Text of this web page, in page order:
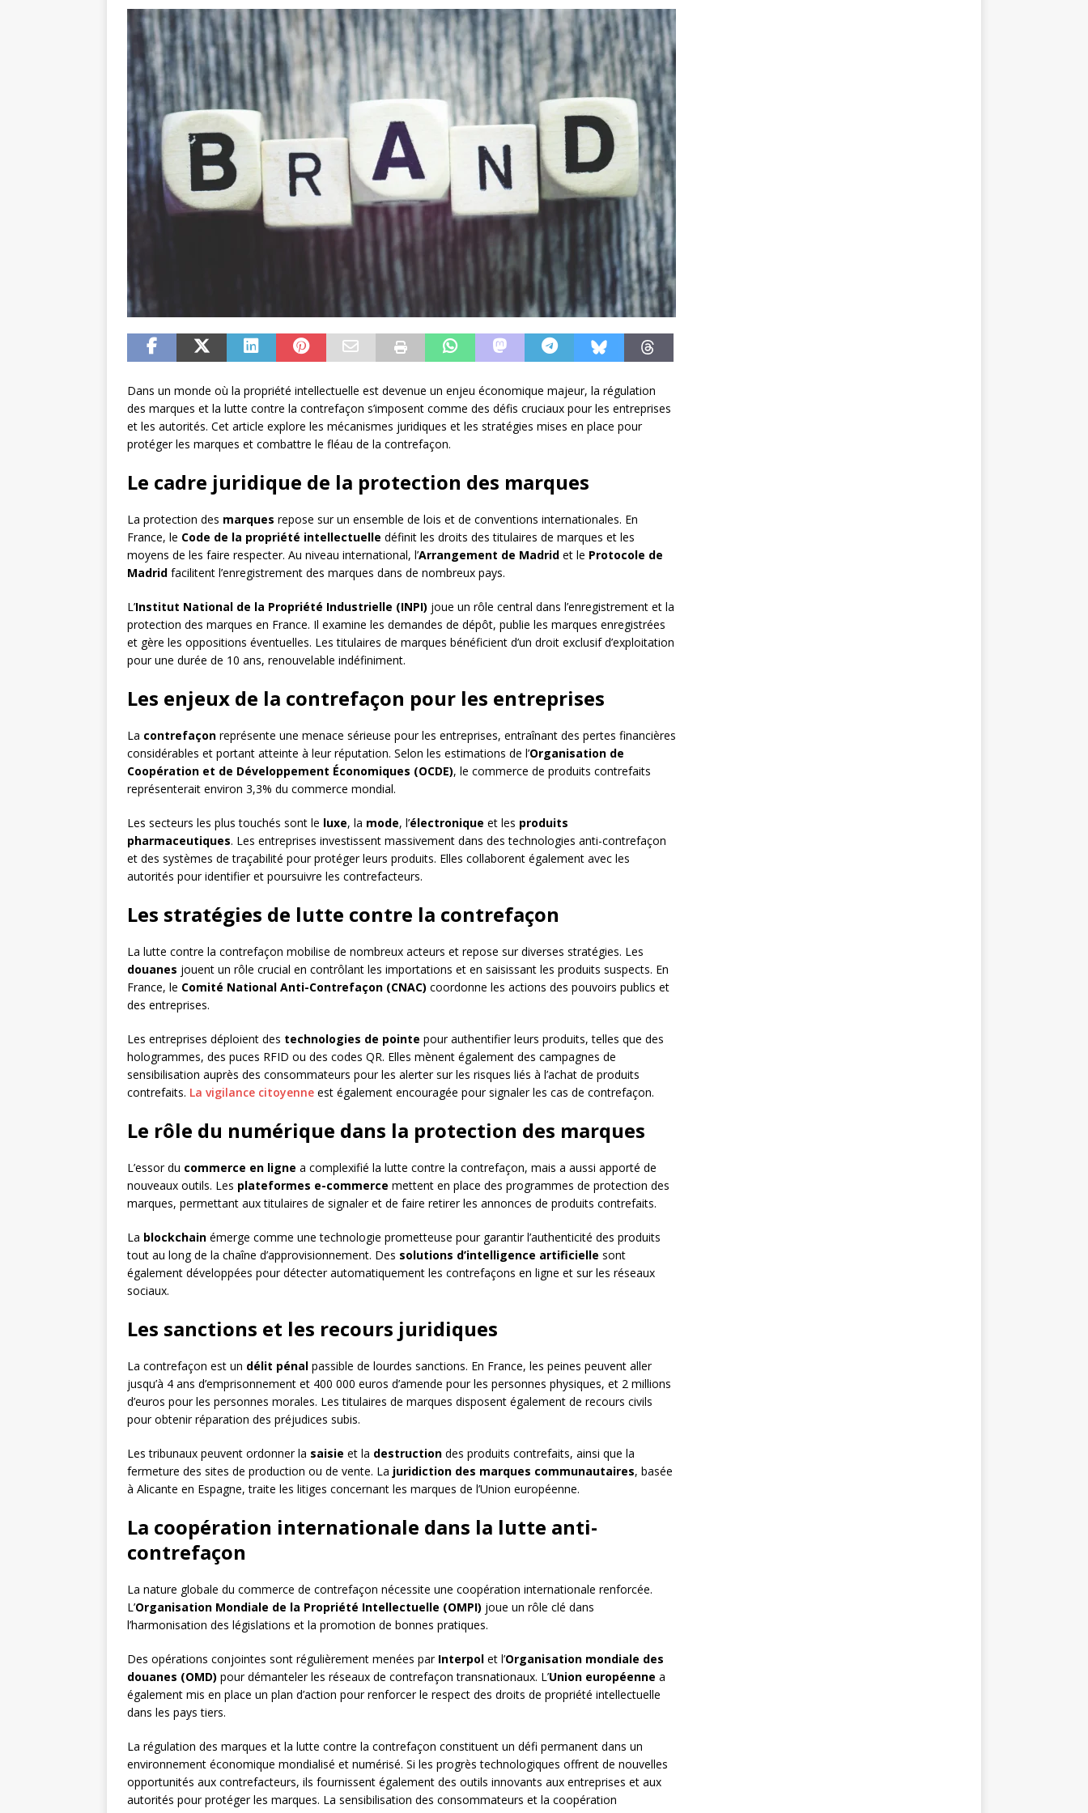
Dans un monde où la propriété intellectuelle est devenue un enjeu économique majeur, la régulation
des marques et la lutte contre la contrefaçon s’imposent comme des défis cruciaux pour les entreprises
et les autorités. Cet article explore les mécanismes juridiques et les stratégies mises en place pour
protéger les marques et combattre le fléau de la contrefaçon.
Le cadre juridique de la protection des marques
La protection des marques repose sur un ensemble de lois et de conventions internationales. En
France, le Code de la propriété intellectuelle définit les droits des titulaires de marques et les
moyens de les faire respecter. Au niveau international, l’Arrangement de Madrid et le Protocole de
Madrid facilitent l’enregistrement des marques dans de nombreux pays.
L’Institut National de la Propriété Industrielle (INPI) joue un rôle central dans l’enregistrement et la
protection des marques en France. Il examine les demandes de dépôt, publie les marques enregistrées
et gère les oppositions éventuelles. Les titulaires de marques bénéficient d’un droit exclusif d’exploitation
pour une durée de 10 ans, renouvelable indéfiniment.
Les enjeux de la contrefaçon pour les entreprises
La contrefaçon représente une menace sérieuse pour les entreprises, entraînant des pertes financières
considérables et portant atteinte à leur réputation. Selon les estimations de l’Organisation de
Coopération et de Développement Économiques (OCDE), le commerce de produits contrefaits
représenterait environ 3,3% du commerce mondial.
Les secteurs les plus touchés sont le luxe, la mode, l’électronique et les produits
pharmaceutiques. Les entreprises investissent massivement dans des technologies anti-contrefaçon
et des systèmes de traçabilité pour protéger leurs produits. Elles collaborent également avec les
autorités pour identifier et poursuivre les contrefacteurs.
Les stratégies de lutte contre la contrefaçon
La lutte contre la contrefaçon mobilise de nombreux acteurs et repose sur diverses stratégies. Les
douanes jouent un rôle crucial en contrôlant les importations et en saisissant les produits suspects. En
France, le Comité National Anti-Contrefaçon (CNAC) coordonne les actions des pouvoirs publics et
des entreprises.
Les entreprises déploient des technologies de pointe pour authentifier leurs produits, telles que des
hologrammes, des puces RFID ou des codes QR. Elles mènent également des campagnes de
sensibilisation auprès des consommateurs pour les alerter sur les risques liés à l’achat de produits
contrefaits. La vigilance citoyenne est également encouragée pour signaler les cas de contrefaçon.
Le rôle du numérique dans la protection des marques
L’essor du commerce en ligne a complexifié la lutte contre la contrefaçon, mais a aussi apporté de
nouveaux outils. Les plateformes e-commerce mettent en place des programmes de protection des
marques, permettant aux titulaires de signaler et de faire retirer les annonces de produits contrefaits.
La blockchain émerge comme une technologie prometteuse pour garantir l’authenticité des produits
tout au long de la chaîne d’approvisionnement. Des solutions d’intelligence artificielle sont
également développées pour détecter automatiquement les contrefaçons en ligne et sur les réseaux
sociaux.
Les sanctions et les recours juridiques
La contrefaçon est un délit pénal passible de lourdes sanctions. En France, les peines peuvent aller
jusqu’à 4 ans d’emprisonnement et 400 000 euros d’amende pour les personnes physiques, et 2 millions
d’euros pour les personnes morales. Les titulaires de marques disposent également de recours civils
pour obtenir réparation des préjudices subis.
Les tribunaux peuvent ordonner la saisie et la destruction des produits contrefaits, ainsi que la
fermeture des sites de production ou de vente. La juridiction des marques communautaires, basée
à Alicante en Espagne, traite les litiges concernant les marques de l’Union européenne.
La coopération internationale dans la lutte anti-
contrefaçon
La nature globale du commerce de contrefaçon nécessite une coopération internationale renforcée.
L’Organisation Mondiale de la Propriété Intellectuelle (OMPI) joue un rôle clé dans
l’harmonisation des législations et la promotion de bonnes pratiques.
Des opérations conjointes sont régulièrement menées par Interpol et l’Organisation mondiale des
douanes (OMD) pour démanteler les réseaux de contrefaçon transnationaux. L’Union européenne a
également mis en place un plan d’action pour renforcer le respect des droits de propriété intellectuelle
dans les pays tiers.
La régulation des marques et la lutte contre la contrefaçon constituent un défi permanent dans un
environnement économique mondialisé et numérisé. Si les progrès technologiques offrent de nouvelles
opportunités aux contrefacteurs, ils fournissent également des outils innovants aux entreprises et aux
autorités pour protéger les marques. La sensibilisation des consommateurs et la coopération